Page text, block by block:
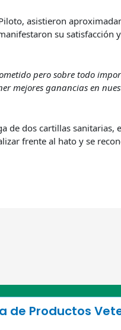
asistieron
su satisfacción
pero sobre todo
mejores ganancias en
de dos cartillas sanitarias,
frente al hato y se
de Productos